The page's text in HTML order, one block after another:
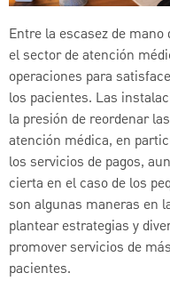
Entre la escasez de
el sector de atención
operaciones para
los pacientes. Las
la presión de reordenar
atención médica, en
los servicios de pagos,
cierta en el caso de los
son algunas maneras en
plantear estrategias y
promover servicios de
pacientes.